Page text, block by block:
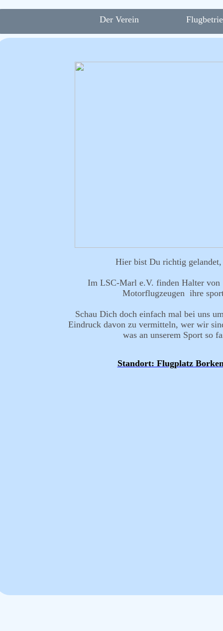
Der Verein
Hier bist Du richtig
Im LSC-Marl e.V. finden Halter von
Motorflugzeugen ihre
Schau Dich doch einfach mal bei uns
Eindruck davon zu vermitteln, wer wir
was an unserem Sport so
Standort: Flugplatz